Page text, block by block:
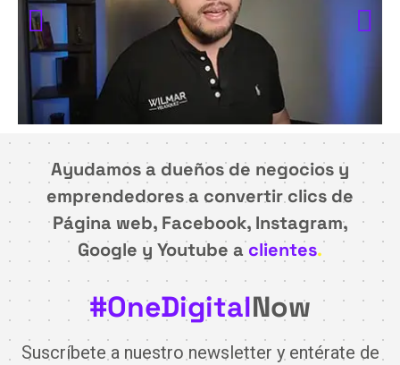
Ayudamos a dueños de negocios y
emprendedores a convertir clics de
Página web, Facebook, Instagram,
Google y Youtube aclientes.
#OneDigitalNow
Suscríbete a nuestro newsletter y entérate de